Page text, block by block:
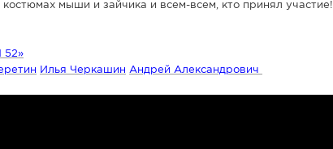
мыши и зайчика и всем-всем, кто принял участие!
52»
Илья Черкашин Андрей Александрович